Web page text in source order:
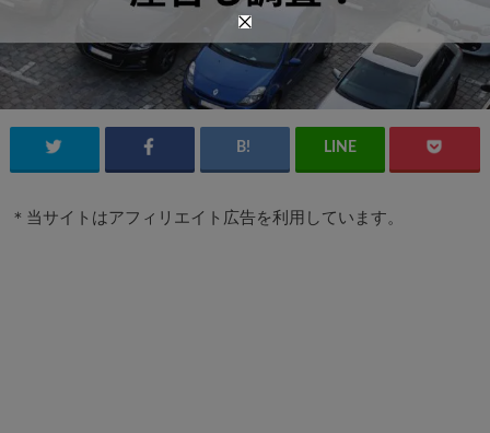
＊当サイトはアフィリエイト広告を利用しています。